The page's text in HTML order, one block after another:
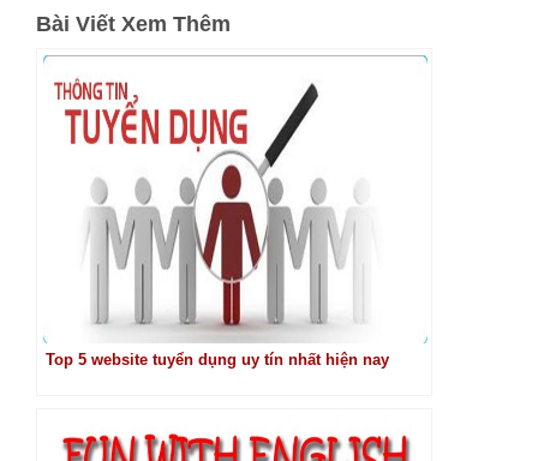
Bài Viết Xem Thêm
Top 5 website tuyển dụng uy tín nhất hiện nay